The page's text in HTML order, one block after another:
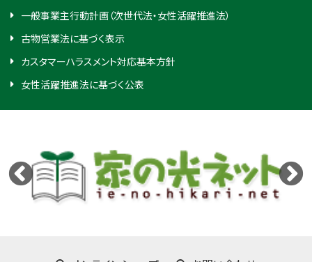
一般事業主行動計画（次世代法・女性活躍推進法）
古物営業法に基づく表示
カスタマーハラスメント対応基本方針
女性活躍推進法に基づく公表